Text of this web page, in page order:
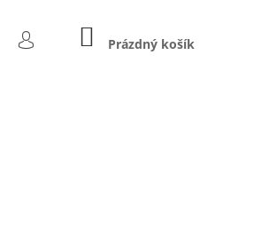
PŘIHLÁŠENÍ
NÁKUPNÍ
KOŠÍK
Prázdný košík